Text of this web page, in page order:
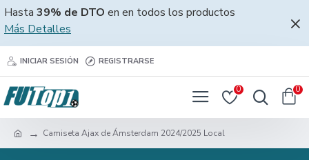
Hasta 39% de DTO en en todos los productos
Más Detalles
INICIAR SESIÓN REGISTRARSE
0 0
Camiseta Ajax de Ámsterdam 2024/2025 Local